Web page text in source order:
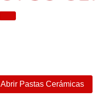
Abrir Pastas Cerámicas